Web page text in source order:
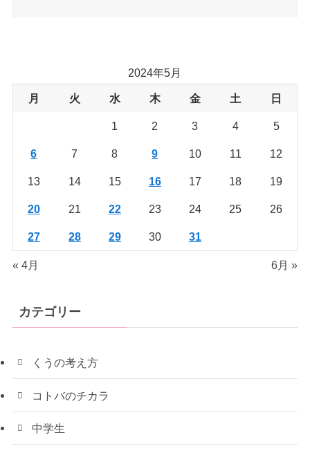
2024年5月
月 火 水 木 金 土 日
1 2 3 4 5
6 7 8 9 10 11 12
13 14 15 16 17 18 19
20 21 22 23 24 25 26
27 28 29 30 31
« 4月 6月 »
カテゴリー
くうの考え方
コトバのチカラ
中学生